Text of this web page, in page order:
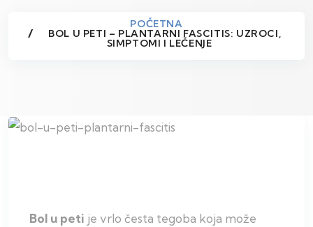
POČETNA
BOL U PETI – PLANTARNI FASCITIS: UZROCI,
SIMPTOMI I LEČENJE
Bol u peti je vrlo česta tegoba koja može